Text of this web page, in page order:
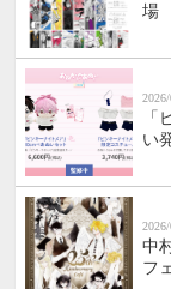
場
2026/
「
い
2026/
中
フ